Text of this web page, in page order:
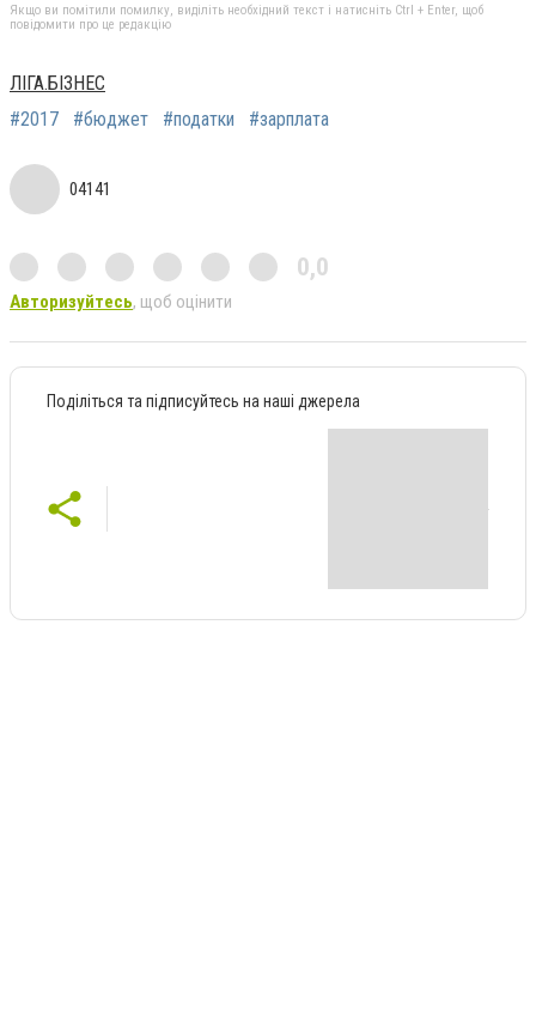
Якщо ви помітили помилку, виділіть необхідний текст і натисніть Ctrl + Enter, щоб
повідомити про це редакцію
ЛІГА.БІЗНЕС
#2017
#бюджет #податки #зарплата
04141
0,0
Авторизуйтесь, щоб оцінити
Поділіться та підписуйтесь на наші джерела